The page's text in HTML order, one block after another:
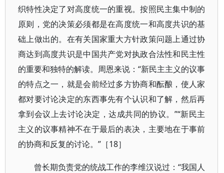
织特性决定了对高度统一的重视。按照民主集中制的
原则，党的决策必须都是在高度统一和高度共识的基
础上做出的。在有关国家重大方针政策问题上通过协
商达到高度共识是中国共产党对执政合法性和民主性
的重要和独特的解读。周恩来说：“新民主主义的议事
的特点之一，就是会前经过多方协商和酝酿，使人家
都对要讨论决定的东西事先有个认识和了解，然后再
拿到会议上去讨论决定，达成共同的协议。”“新民主
主义的议事精神不在于最后的表决，主要地在于事前
的协商和反复的讨论。”［18］
曾长期负责党的统战工作的李维汉说过：“我国人